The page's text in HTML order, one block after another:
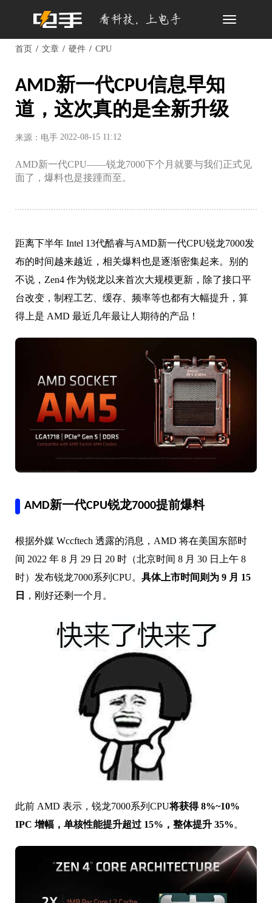
Toggle
首页 文章 硬件 CPU
AMD新一代CPU信息早知
道，这次真的是全新升级
来源：电手 2022-08-15 11:12
AMD新一代CPU——锐龙7000下个月就要与我们正式见
面了，爆料也是接踵而至。
距离下半年 Intel 13代酷睿与AMD新一代CPU锐龙7000发
布的时间越来越近，相关爆料也是逐渐密集起来。别的
不说，Zen4 作为锐龙以来首次大规模更新，除了接口平
台改变，制程工艺、缓存、频率等也都有大幅提升， 算
得上是 AMD 最近几年最让人期待的产品！
AMD新一代CPU锐龙7000提前爆料
根据外媒 Wccftech 透露的消息，AMD 将在美国东部时
间 2022 年 8 月 29 日 20 时（北京时间 8 月 30 日上午 8
时）发布锐龙7000系列CPU。 具体上市时间则为 9 月 15
日
，刚好还剩一个月。
此前 AMD 表示，锐龙7000系列CPU将获得 8%~10%
IPC 增幅，单核性能提升超过 15%，整体提升 35%。